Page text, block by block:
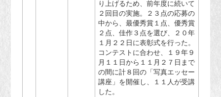
り上げるため、前年度に続いて
２回目の実施。２３点の応募の
中から、最優秀賞１点、優秀賞
２点、佳作３点を選び、２０年
１月２２日に表彰式を行った。
コンテストに合わせ、１９年９
月１１日から１１月２７日まで
の間に計８回の「写真エッセー
講座」を開催し、１１人が受講
した。